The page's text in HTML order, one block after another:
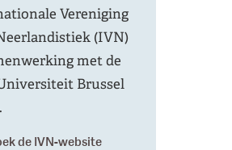
Vereniging
(IVN)
met de
Brussel
de IVN-website